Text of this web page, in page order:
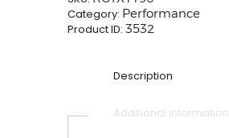
Category: Performance
Product ID: 3532
Description
Additional information